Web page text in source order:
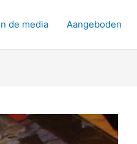
de media Aangeboden